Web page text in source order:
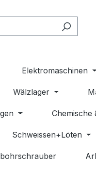
Elektromaschinen
Wälzlager
Chemische
Schweissen+Löten